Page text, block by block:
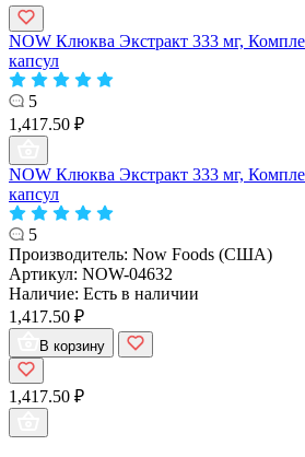
NOW Клюква Экстракт 333 мг,
капсул
5
1,417.50 ₽
NOW Клюква Экстракт 333 мг,
капсул
5
Производитель: Now Foods (США)
Артикул: NOW-04632
Наличие: Есть в наличии
1,417.50 ₽
В корзину
1,417.50 ₽